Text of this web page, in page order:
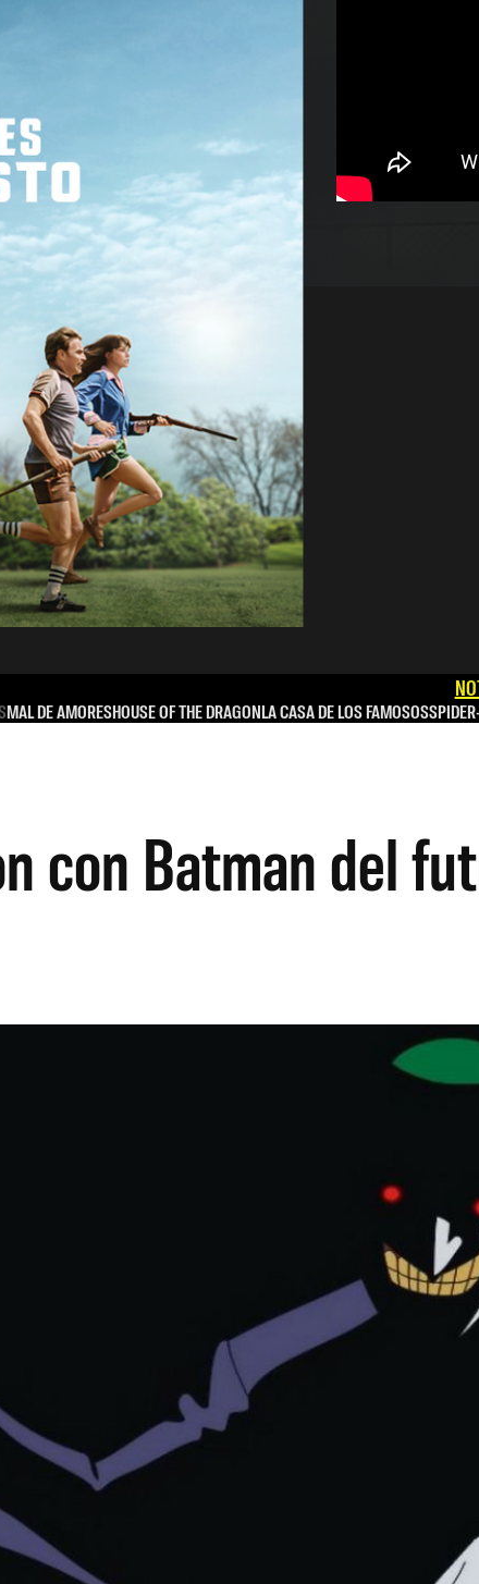
MAL DE AMORESHOUSE OF THE DRAGONLA CASA DE LOS FAMOSOS
con Batman del